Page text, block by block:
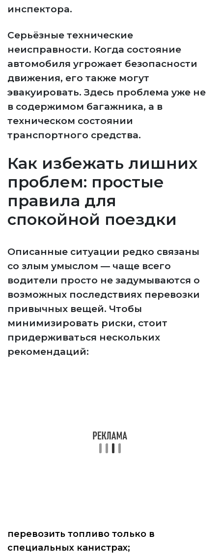
инспектора.
Серьёзные технические
неисправности. Когда состояние
автомобиля угрожает безопасности
движения, его также могут
эвакуировать. Здесь проблема уже не
в содержимом багажника, а в
техническом состоянии
транспортного средства.
Как избежать лишних
проблем: простые
правила для
спокойной поездки
Описанные ситуации редко связаны
со злым умыслом — чаще всего
водители просто не задумываются о
возможных последствиях перевозки
привычных вещей. Чтобы
минимизировать риски, стоит
придерживаться нескольких
рекомендаций:
перевозить топливо только в
специальных канистрах;